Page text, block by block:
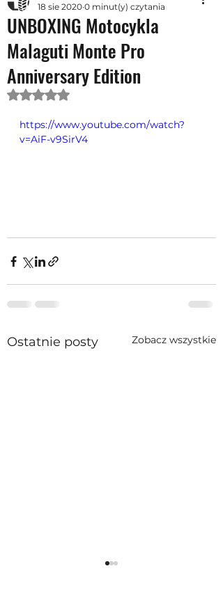
UNBOXING Motocykla
Malaguti Monte Pro
Anniversary Edition
18 sie 2020 0 minut(y) czytania
Oceniono na NaN z 5 gwiazdek.
https://www.youtube.com/watch?
v=AiF-v9SirV4
Ostatnie posty Zobacz wszystkie